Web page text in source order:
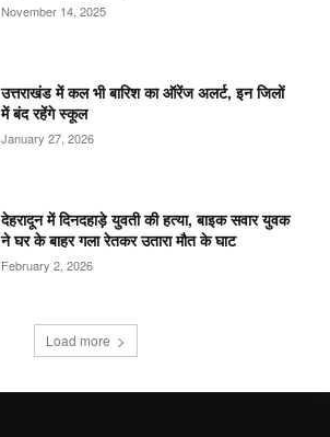
November 14, 2025
उत्तराखंड में कल भी बारिश का ऑरेंज अलर्ट, इन जिलों
में बंद रहेंगे स्कूल
January 27, 2026
देहरादून में दिनदहाड़े युवती की हत्या, बाइक सवार युवक
ने घर के बाहर गला रेतकर उतारा मौत के घाट
February 2, 2026
Load more